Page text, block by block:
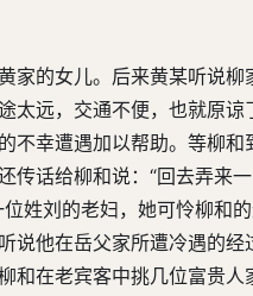
家的女儿。后来黄某听说
太远，交通不便，也就原
不幸遭遇加以帮助。等柳
话给柳和说：“回去弄来
姓刘的老妇，她可怜柳和
说他在岳父家所遭冷遇的
在老宾客中挑几位富贵人